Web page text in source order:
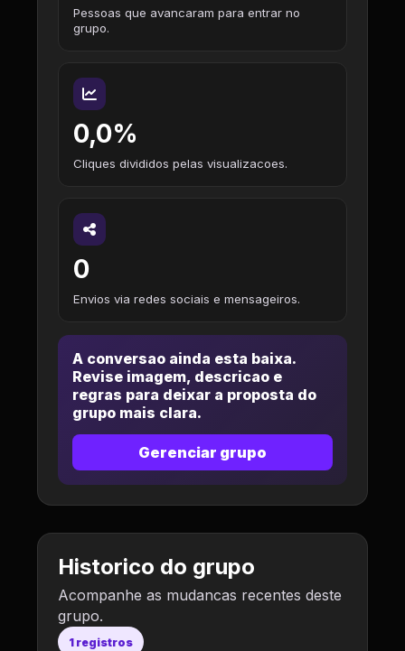
Pessoas que avancaram para entrar no
grupo.
0,0%
Cliques divididos pelas visualizacoes.
0
Envios via redes sociais e mensageiros.
A conversao ainda esta baixa.
Revise imagem, descricao e
regras para deixar a proposta do
grupo mais clara.
Gerenciar grupo
Historico do grupo
Acompanhe as mudancas recentes deste
grupo.
1 registros